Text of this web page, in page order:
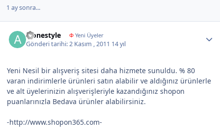
1 ay sonra...
alonestyle ΦYeni Üyeler
Gönderi tarihi:2 Kasım , 2011 14 yıl
Yeni Nesil bir alışveriş sitesi daha hizmete sunuldu. % 80
varan indirimlerle ürünleri satın alabilir ve aldığınız ürünlerle
ve alt üyelerinizin alışverişleriyle kazandığınız shopon
puanlarınızla Bedava ürünler alabilirsiniz.
-http://www.shopon365.com-